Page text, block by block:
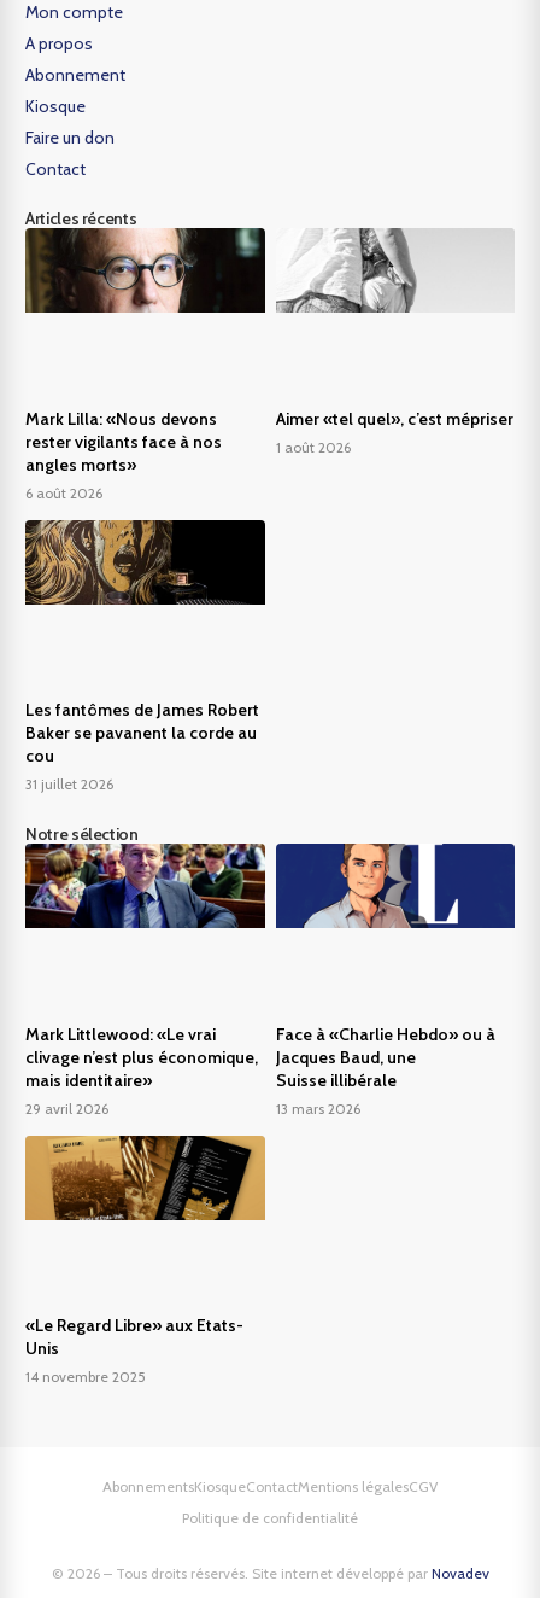
Mon compte
A propos
Abonnement
Kiosque
Faire un don
Contact
Articles récents
Mark Lilla: «Nous devons
rester vigilants face à nos
angles morts»
6 août 2026
Aimer «tel quel», c’est mépriser
1 août 2026
Les fantômes de James Robert
Baker se pavanent la corde au
cou
31 juillet 2026
Notre sélection
Mark Littlewood: «Le vrai
clivage n’est plus économique,
mais identitaire»
29 avril 2026
Face à «Charlie Hebdo» ou à
Jacques Baud, une
Suisse illibérale
13 mars 2026
«Le Regard Libre» aux Etats-
Unis
14 novembre 2025
© 2026 – Tous droits réservés. Site internet développé par Novadev
AbonnementsKiosqueContactMentions légalesCGV
Politique de confidentialité